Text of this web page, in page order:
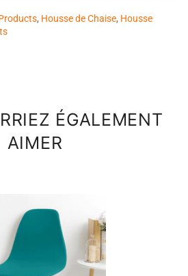
, Housse de Chaise, Housse
ÉGALEMENT
AIMER